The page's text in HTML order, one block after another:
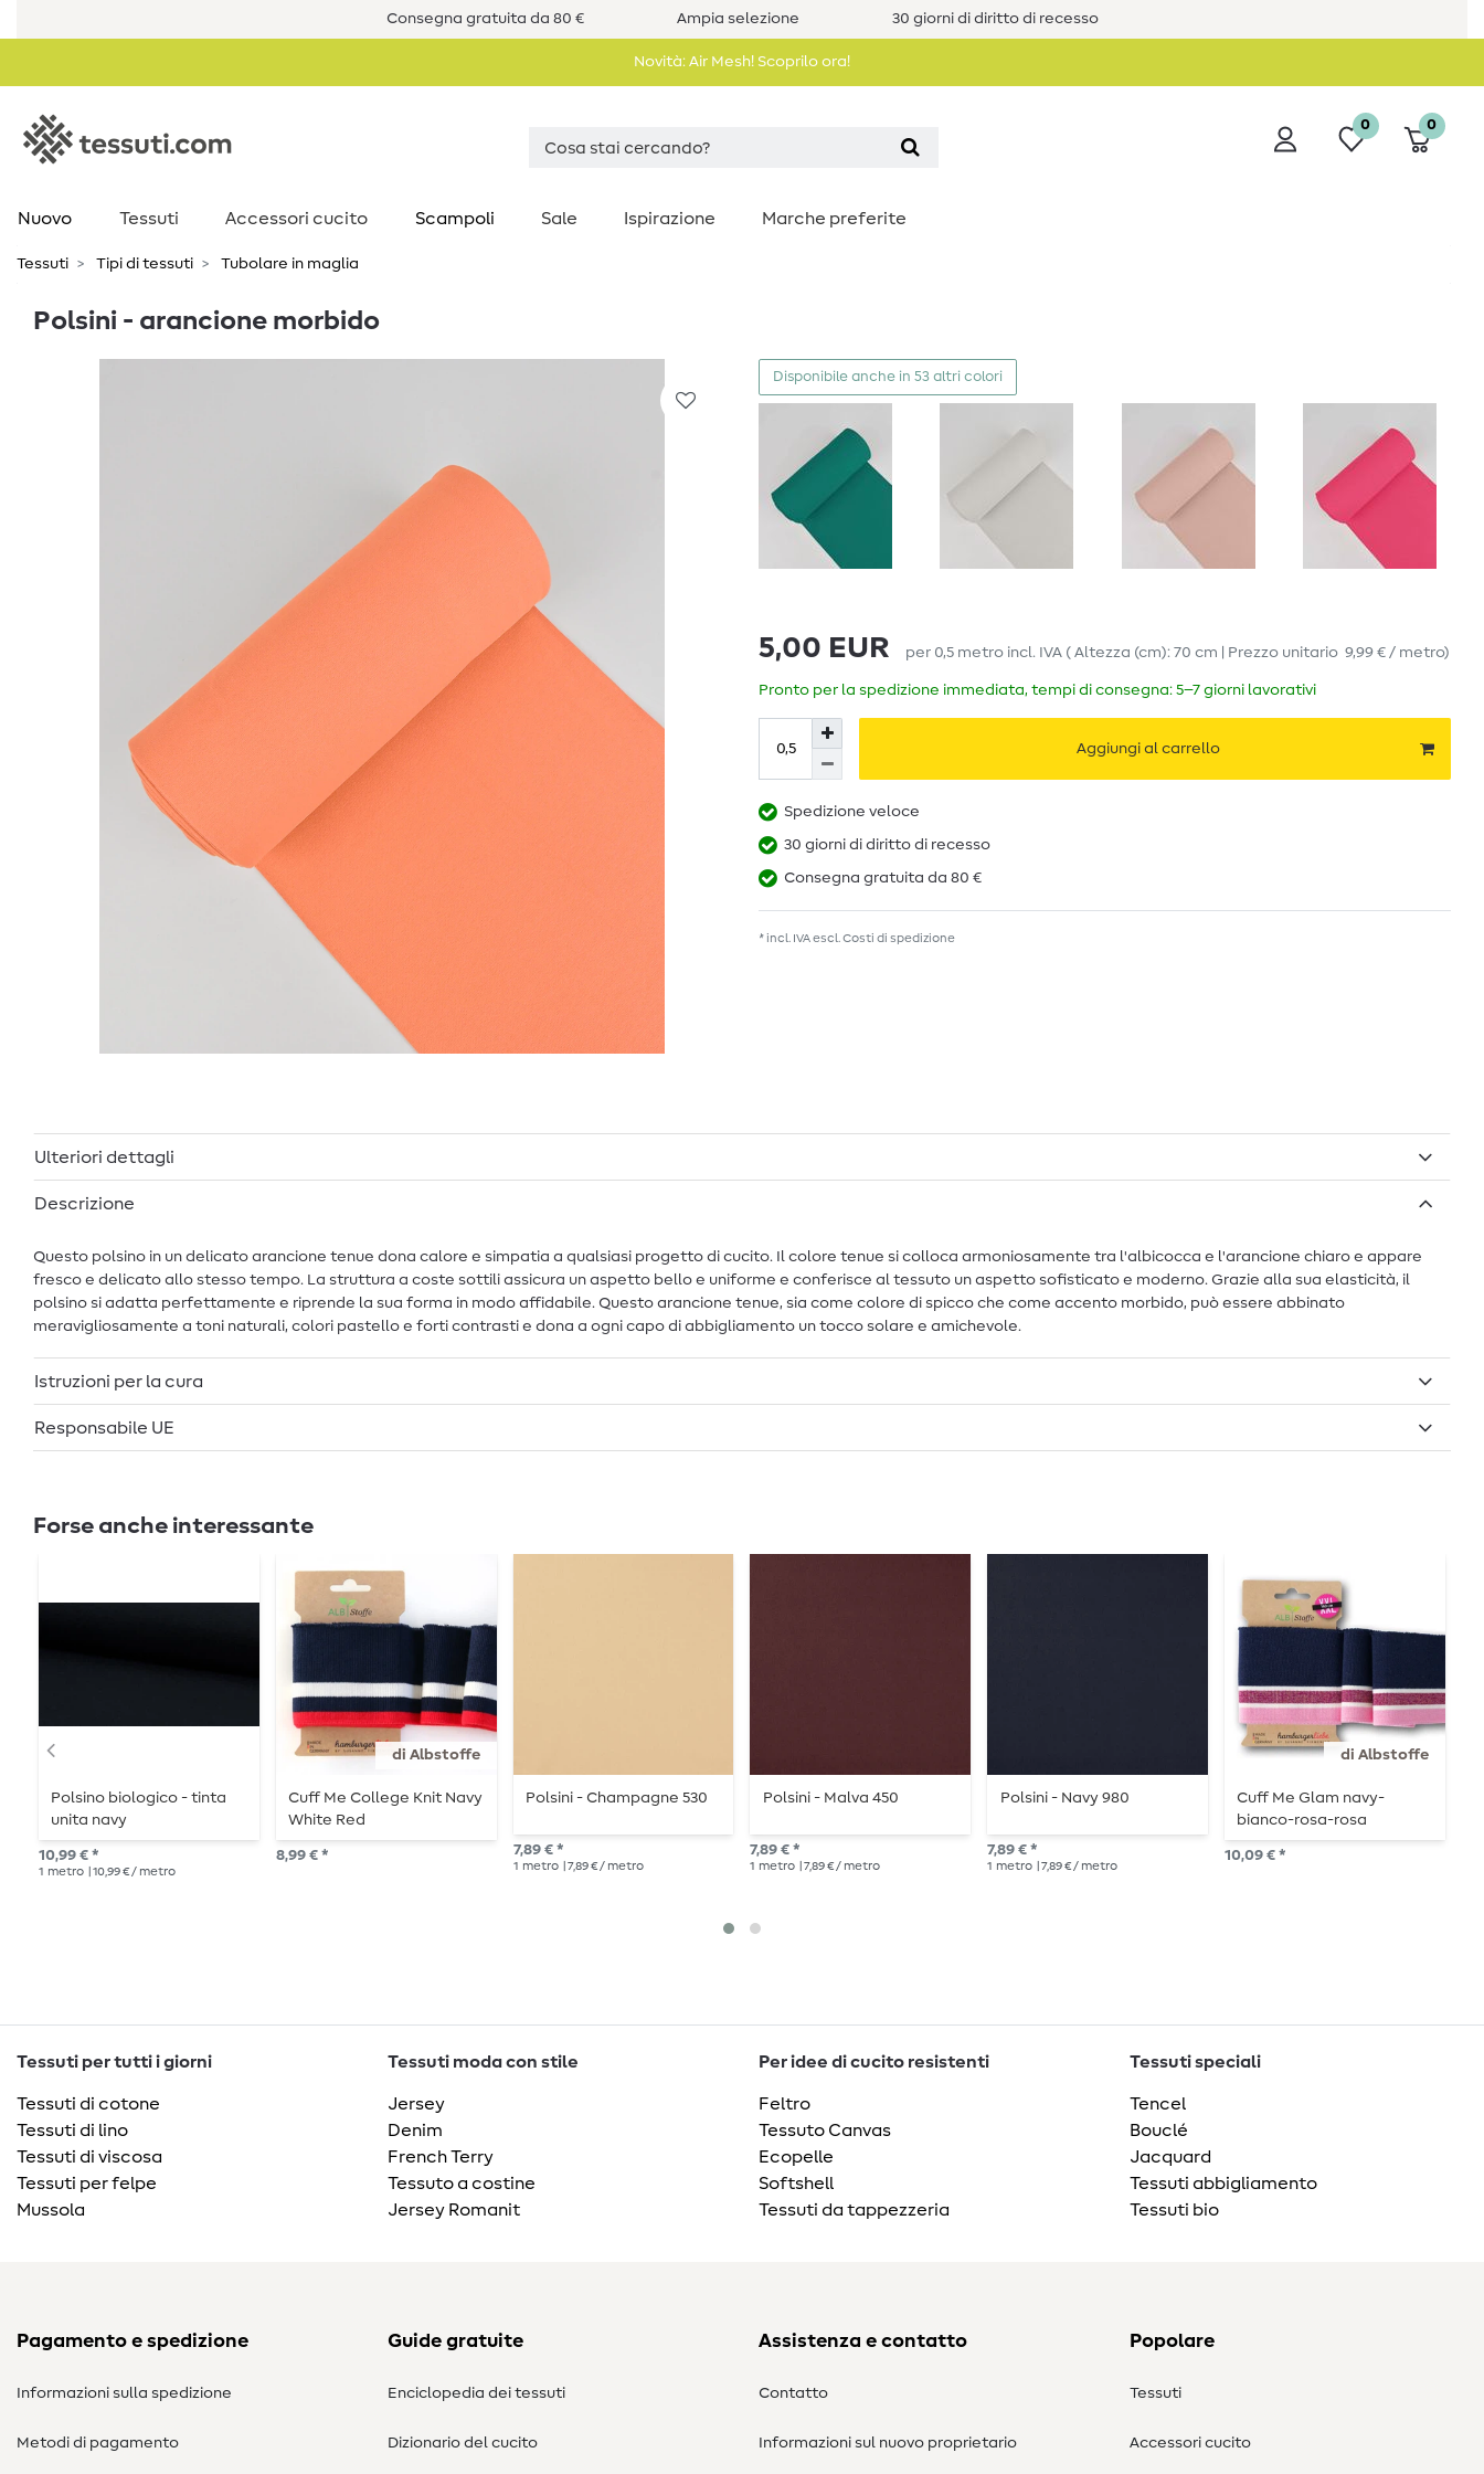
Consegna gratuita da 80 € Ampia selezione 30 giorni di diritto di recesso
Novità: Air Mesh! Scoprilo ora!
0 0
Nuovo Tessuti Accessori cucito Scampoli Sale Ispirazione Marche preferite
Tessuti Tipi di tessuti Tubolare in maglia
Polsini - arancione morbido
Disponibile anche in 53 altri colori
5,00 EUR per 0,5 metro incl. IVA ( Altezza (cm): 70 cm | Prezzo unitario 9,99 € / metro)
Pronto per la spedizione immediata, tempi di consegna: 5–7 giorni lavorativi
Aggiungi al carrello
Spedizione veloce
30 giorni di diritto di recesso
Consegna gratuita da 80 €
* incl. IVA escl. Costi di spedizione
Ulteriori dettagli
Descrizione
Questo polsino in un delicato arancione tenue dona calore e simpatia a qualsiasi progetto di cucito. Il colore tenue si colloca armoniosamente tra l'albicocca e l'arancione chiaro e appare
fresco e delicato allo stesso tempo. La struttura a coste sottili assicura un aspetto bello e uniforme e conferisce al tessuto un aspetto sofisticato e moderno. Grazie alla sua elasticità, il
polsino si adatta perfettamente e riprende la sua forma in modo affidabile. Questo arancione tenue, sia come colore di spicco che come accento morbido, può essere abbinato
meravigliosamente a toni naturali, colori pastello e forti contrasti e dona a ogni capo di abbigliamento un tocco solare e amichevole.
Istruzioni per la cura
Responsabile UE
Forse anche interessante
Polsino biologico - tinta
unita navy
10,99 € *
1 metro | 10,99 € / metro
di Albstoffe
Cuff Me College Knit Navy
White Red
8,99 € *
Polsini - Champagne 530
7,89 € *
1 metro | 7,89 € / metro
Polsini - Malva 450
7,89 € *
1 metro | 7,89 € / metro
Polsini - Navy 980
7,89 € *
1 metro | 7,89 € / metro
di Albstoffe
Cuff Me Glam navy-
bianco-rosa-rosa
10,09 € *
Tessuti per tutti i giorni
Tessuti di cotone
Tessuti di lino
Tessuti di viscosa
Tessuti per felpe
Mussola
Tessuti moda con stile
Jersey
Denim
French Terry
Tessuto a costine
Jersey Romanit
Per idee di cucito resistenti
Feltro
Tessuto Canvas
Ecopelle
Softshell
Tessuti da tappezzeria
Tessuti speciali
Tencel
Bouclé
Jacquard
Tessuti abbigliamento
Tessuti bio
Pagamento e spedizione
Informazioni sulla spedizione
Metodi di pagamento
Guide gratuite
Enciclopedia dei tessuti
Dizionario del cucito
Assistenza e contatto
Contatto
Informazioni sul nuovo proprietario
Popolare
Tessuti
Accessori cucito